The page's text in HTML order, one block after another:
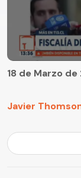
Javier
18 de Marzo